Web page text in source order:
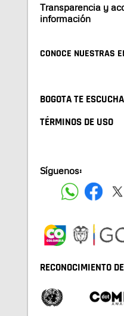
Transparencia y
información
CONOCE NUESTRAS
BOGOTA TE ESCUCHA
TÉRMINOS DE USO
Síguenos:
RECONOCIMIENTO